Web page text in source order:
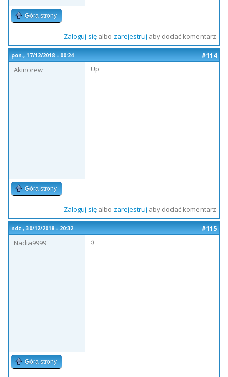
Góra strony
Zaloguj sięalbo zarejestruj aby dodać komentarz
pon., 17/12/2018 - 00:24
#114
Akinorew
Up
Góra strony
Zaloguj sięalbo zarejestruj aby dodać komentarz
ndz., 30/12/2018 - 20:32
#115
Nadia9999
:)
Góra strony